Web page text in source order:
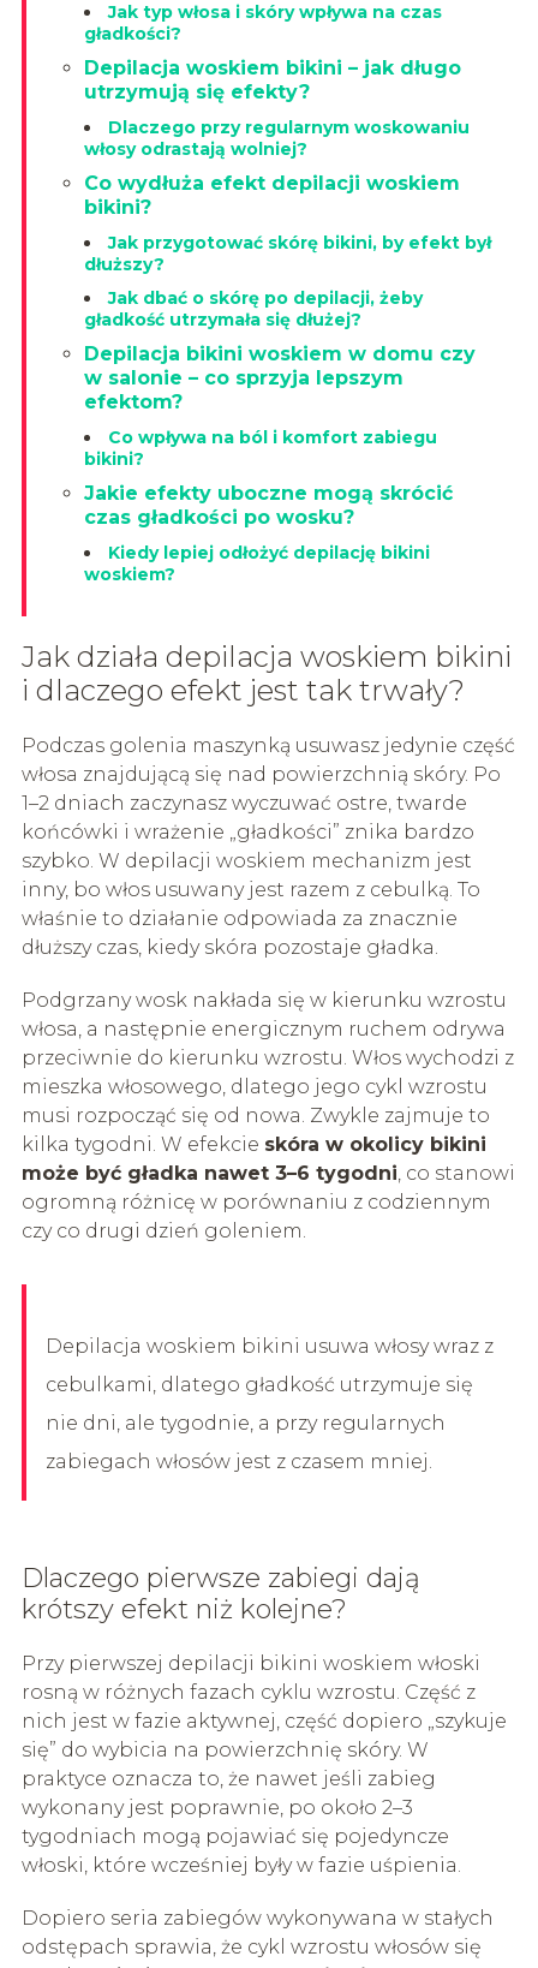
Jak typ włosa i skóry wpływa na czas
gładkości?
Depilacja woskiem bikini – jak długo
utrzymują się efekty?
Dlaczego przy regularnym woskowaniu
włosy odrastają wolniej?
Co wydłuża efekt depilacji woskiem
bikini?
Jak przygotować skórę bikini, by efekt był
dłuższy?
Jak dbać o skórę po depilacji, żeby
gładkość utrzymała się dłużej?
Depilacja bikini woskiem w domu czy
w salonie – co sprzyja lepszym
efektom?
Co wpływa na ból i komfort zabiegu
bikini?
Jakie efekty uboczne mogą skrócić
czas gładkości po wosku?
Kiedy lepiej odłożyć depilację bikini
woskiem?
Jak działa depilacja woskiem bikini
i dlaczego efekt jest tak trwały?
Podczas golenia maszynką usuwasz jedynie część
włosa znajdującą się nad powierzchnią skóry. Po
1–2 dniach zaczynasz wyczuwać ostre, twarde
końcówki i wrażenie „gładkości” znika bardzo
szybko. W depilacji woskiem mechanizm jest
inny, bo włos usuwany jest razem z cebulką. To
właśnie to działanie odpowiada za znacznie
dłuższy czas, kiedy skóra pozostaje gładka.
Podgrzany wosk nakłada się w kierunku wzrostu
włosa, a następnie energicznym ruchem odrywa
przeciwnie do kierunku wzrostu. Włos wychodzi z
mieszka włosowego, dlatego jego cykl wzrostu
musi rozpocząć się od nowa. Zwykle zajmuje to
kilka tygodni. W efekcie skóra w okolicy bikini
może być gładka nawet 3–6 tygodni, co stanowi
ogromną różnicę w porównaniu z codziennym
czy co drugi dzień goleniem.
Depilacja woskiem bikini usuwa włosy wraz z
cebulkami, dlatego gładkość utrzymuje się
nie dni, ale tygodnie, a przy regularnych
zabiegach włosów jest z czasem mniej.
Dlaczego pierwsze zabiegi dają
krótszy efekt niż kolejne?
Przy pierwszej depilacji bikini woskiem włoski
rosną w różnych fazach cyklu wzrostu. Część z
nich jest w fazie aktywnej, część dopiero „szykuje
się” do wybicia na powierzchnię skóry. W
praktyce oznacza to, że nawet jeśli zabieg
wykonany jest poprawnie, po około 2–3
tygodniach mogą pojawiać się pojedyncze
włoski, które wcześniej były w fazie uśpienia.
Dopiero seria zabiegów wykonywana w stałych
odstępach sprawia, że cykl wzrostu włosów się